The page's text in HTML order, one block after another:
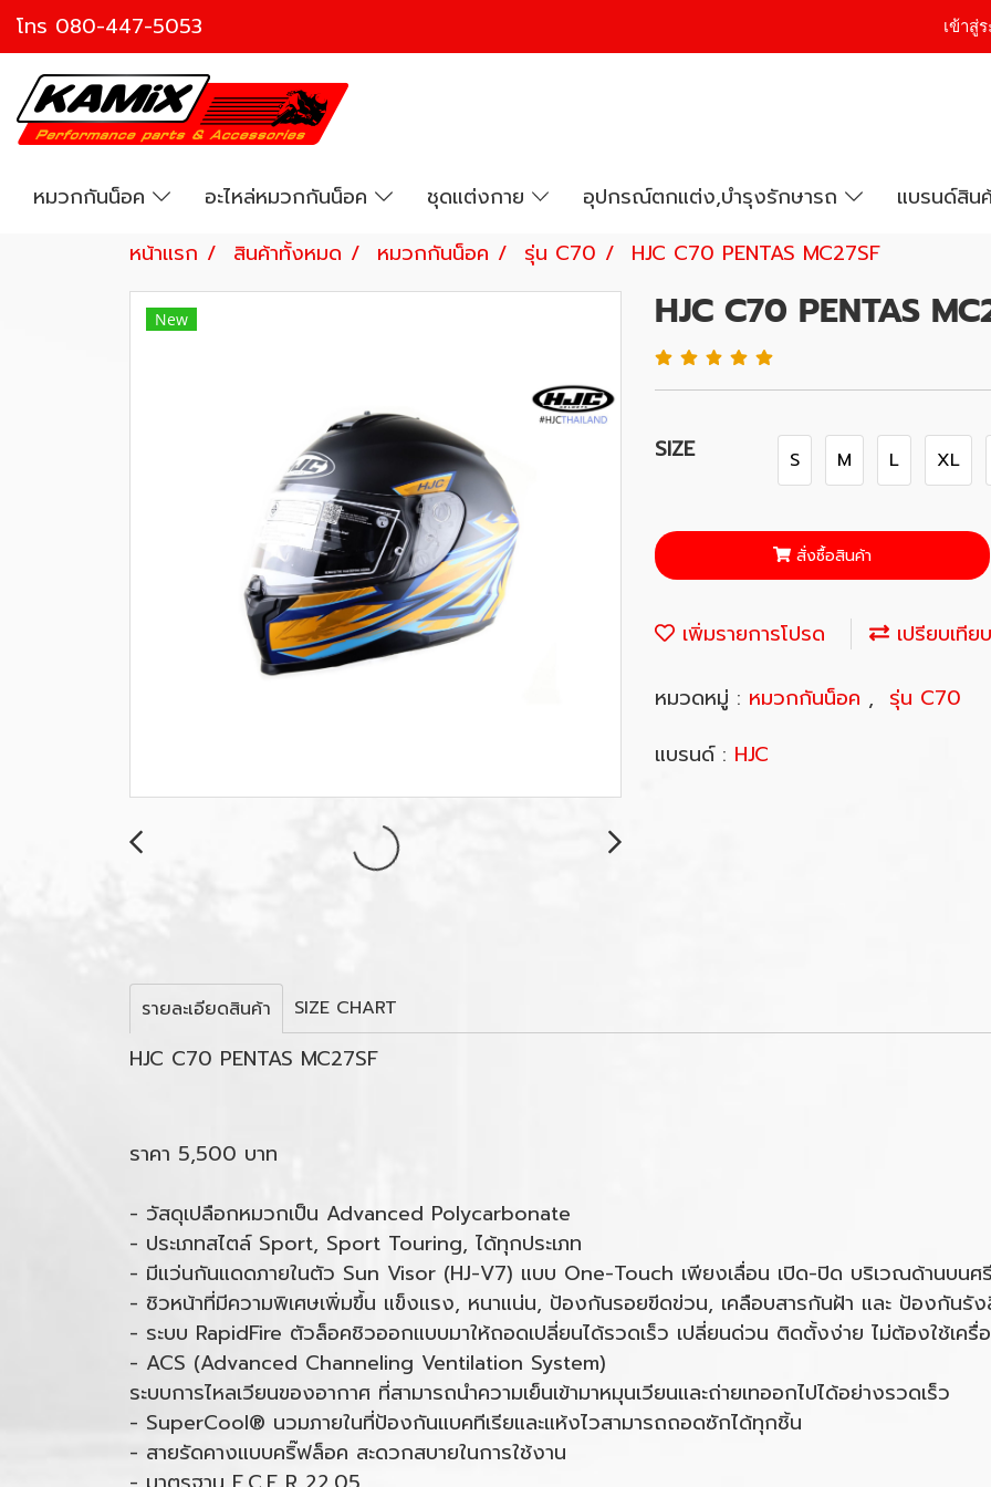
โทร 080-447-5053 เข้าสู่
หมวกกันน็อค อะไหล่หมวกกันน็อค ชุดแต่งกาย อุปกรณ์ตกแต่ง,บำรุงรักษารถ แบรนด์สิน
หน้าแรก
สินค้าทั้งหมด หมวกกันน็อค รุ่น C70 HJC C70 PENTAS MC27SF
New HJC C70 PENTAS
SIZE S M L XL
สั่งซื้อสินค้า
เพิ่มรายการโปรด เปรียบเทียบ
หมวดหมู่ : หมวกกันน็อค , รุ่น C70
แบรนด์ : HJC
รายละเอียดสินค้า SIZE CHART
HJC C70 PENTAS MC27SF
ราคา 5,500 บาท
- วัสดุเปลือกหมวกเป็น Advanced Polycarbonate
- ประเภทสไตล์ Sport, Sport Touring, ได้ทุกประเภท
- มีแว่นกันแดดภายในตัว Sun Visor (HJ-V7) แบบ One-Touch เพียงเลื่อน เปิด-ปิด บริเวณด้านบนศ
- ชิวหน้าที่มีความพิเศษเพิ่มขึ้น แข็งแรง, หนาแน่น, ป้องกันรอยขีดข่วน, เคลือบสารกันฝ้า และ ป้องกันรั
- ระบบ RapidFire ตัวล็อคชิวออกแบบมาให้ถอดเปลี่ยนได้รวดเร็ว เปลี่ยนด่วน ติดตั้งง่าย ไม่ต้องใช้เครื่
- ACS (Advanced Channeling Ventilation System)
ระบบการไหลเวียนของอากาศ ที่สามารถนำความเย็นเข้ามาหมุนเวียนและถ่ายเทออกไปได้อย่างรวดเร็ว
- SuperCool® นวมภายในที่ป้องกันแบคทีเรียและแห้งไวสามารถถอดซักได้ทุกชิ้น
- สายรัดคางแบบคริ๊ฟล็อค สะดวกสบายในการใช้งาน